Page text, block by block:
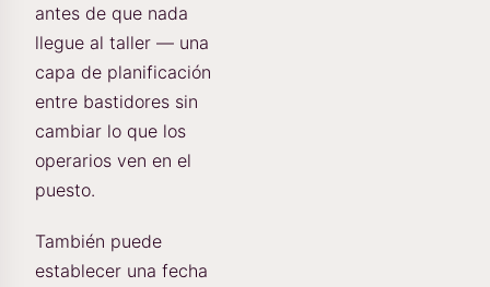
antes de que nada
llegue al taller — una
capa de planificación
entre bastidores sin
cambiar lo que los
operarios ven en el
puesto.
También puede
establecer una fecha